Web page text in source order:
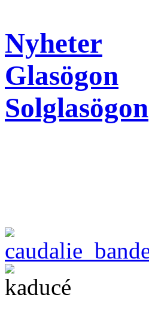
Nyheter
Glasögon
Solglasögon